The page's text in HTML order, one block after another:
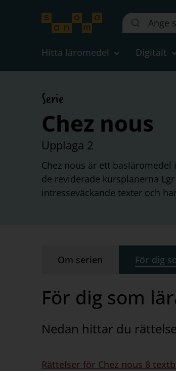
Sök
på
webbplatsen::
Hitta läromedel Digitalt
Serie
Chez nous
Upplaga 2
Chez nous är ett
de reviderade kursplanerna
intresseväckande texter och
Om serien För dig
För dig som
Nedan hittar du
Rättelser för Chez nous 8